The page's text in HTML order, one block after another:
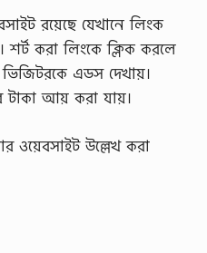
রয়েছে যেখানে লিংক
করা লিংকে ক্লিক করলে
ভিজিটরকে এডস দেখায়।
টাকা আয় করা যায়।
ওয়েবসাইট উল্লেখ করা